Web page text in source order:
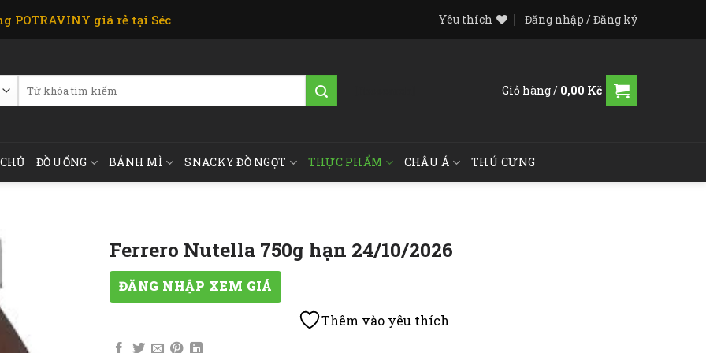
POTRAVINY giá rẻ tại Séc Yêu thích Đăng nhập / Đăng ký
kiếm:
Giỏ hàng / 0,00 Kč
ĐỒ UỐNG BÁNH MÌ SNACKY ĐỒ NGỌT THỰC PHẨM CHÂU Á THÚ CƯNG
Ferrero Nutella 750g hạn 24/10/2026
ĐĂNG NHẬP XEM GIÁ
Thêm vào yêu thích